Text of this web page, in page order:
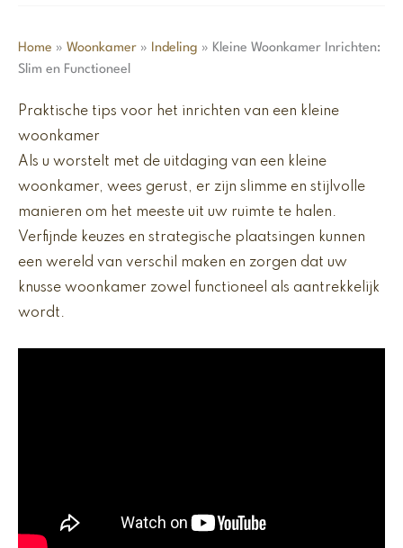
Home » Woonkamer » Indeling » Kleine Woonkamer Inrichten:
Slim en Functioneel
Praktische tips voor het inrichten van een kleine
woonkamer
Als u worstelt met de uitdaging van een kleine
woonkamer, wees gerust, er zijn slimme en stijlvolle
manieren om het meeste uit uw ruimte te halen.
Verfijnde keuzes en strategische plaatsingen kunnen
een wereld van verschil maken en zorgen dat uw
knusse woonkamer zowel functioneel als aantrekkelijk
wordt.